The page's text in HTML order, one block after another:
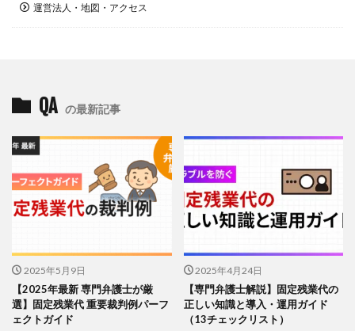
運営法人・地図・アクセス
QA の最新記事
2025年5月9日
【2025年最新 専門弁護士が厳
選】固定残業代 重要裁判例パーフ
ェクトガイド
2025年4月24日
【専門弁護士解説】固定残業代の
正しい知識と導入・運用ガイド
（13チェックリスト）